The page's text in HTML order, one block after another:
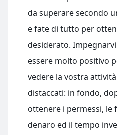
da superare secondo
e fate di tutto per
desiderato.
essere molto positivo
vedere la vostra
distaccati: in fondo,
ottenere i permessi, le
denaro ed il tempo